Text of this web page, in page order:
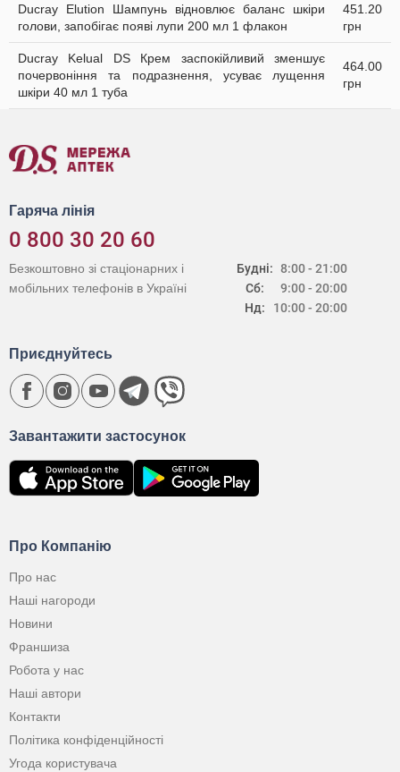
Ducray Elution Шампунь відновлює баланс шкіри
голови, запобігає появі лупи 200 мл 1 флакон
451.20
грн
Ducray Kelual DS Крем заспокійливий зменшує
почервоніння та подразнення, усуває лущення
шкіри 40 мл 1 туба
464.00
грн
Гаряча лінія
0 800 30 20 60
Будні:
Сб:
Нд:
8:00 - 21:00
9:00 - 20:00
10:00 - 20:00
Безкоштовно зі стаціонарних і
мобільних телефонів в Україні
Про Компанію
Про нас
Наші нагороди
Новини
Франшиза
Робота у нас
Наші автори
Контакти
Політика конфіденційності
Угода користувача
Завантажити застосунок
Приєднуйтесь